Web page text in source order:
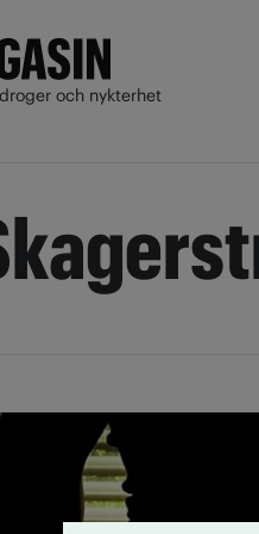
och nykterhet